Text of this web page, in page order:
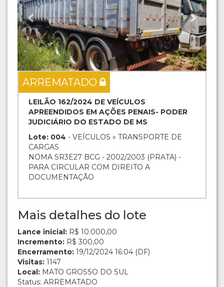
ARREMATADO
LEILÃO 162/2024 DE VEÍCULOS
APREENDIDOS EM AÇÕES PENAIS- PODER
JUDICIÁRIO DO ESTADO DE MS
Lote: 004 - VEÍCULOS » TRANSPORTE DE
CARGAS
NOMA SR3E27 BCG - 2002/2003 (PRATA) -
PARA CIRCULAR COM DIREITO A
DOCUMENTAÇÃO
Mais detalhes do lote
Lance inicial: R$ 10.000,00
Incremento: R$ 300,00
Encerramento: 19/12/2024 16:04 (DF)
Visitas: 1147
Local: MATO GROSSO DO SUL
Status: ARREMATADO